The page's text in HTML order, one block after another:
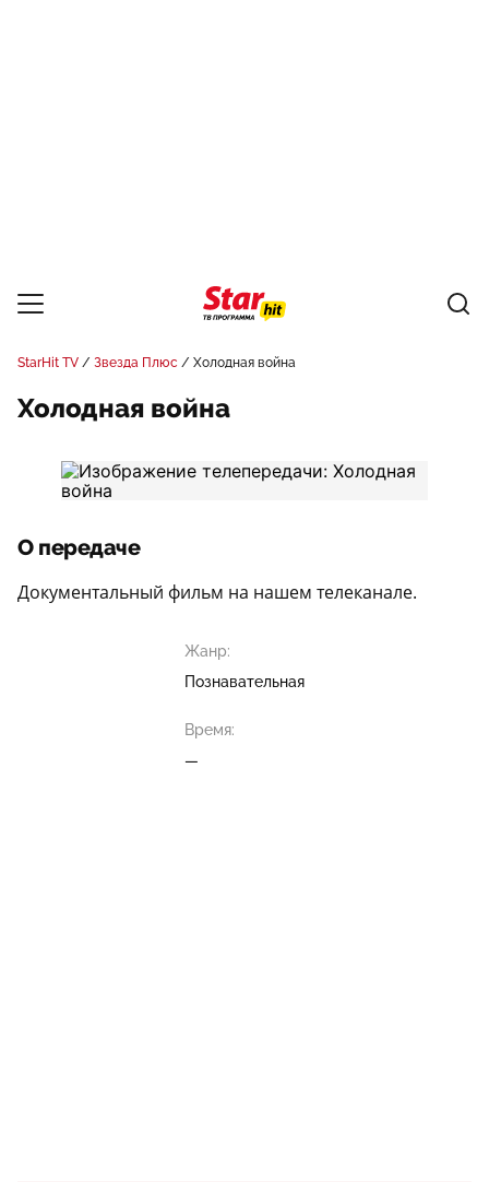
StarHit TV Звезда Плюс Холодная война
Холодная война
О передаче
Документальный фильм на нашем телеканале.
Жанр:
Познавательная
Время:
—